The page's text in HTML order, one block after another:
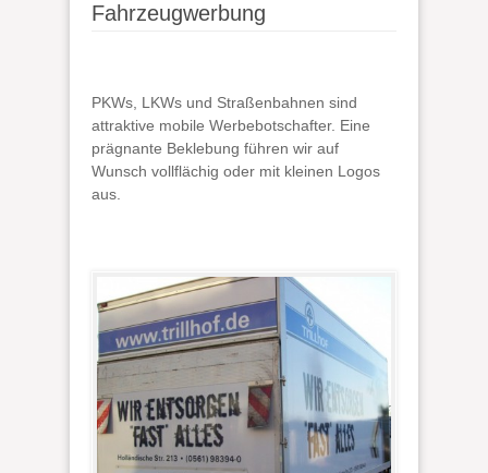
Fahrzeugwerbung
PKWs, LKWs und Straßenbahnen sind
attraktive mobile Werbebotschafter. Eine
prägnante Beklebung führen wir auf
Wunsch vollflächig oder mit kleinen Logos
aus.